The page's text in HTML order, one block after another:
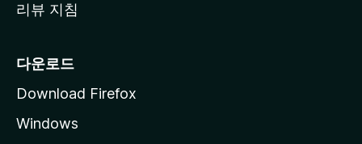
리뷰 지침
다운로드
Download Firefox
Windows